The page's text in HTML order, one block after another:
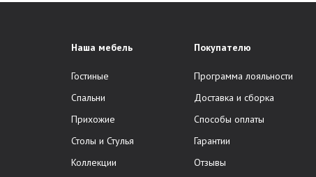
Наша мебель
Гостиные
Спальни
Прихожие
Столы и Стулья
Коллекции
Покупателю
Программа лояльности
Доставка и сборка
Способы оплаты
Гарантии
Отзывы